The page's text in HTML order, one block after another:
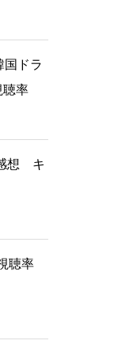
国ドラ
率
想 キ
聴率